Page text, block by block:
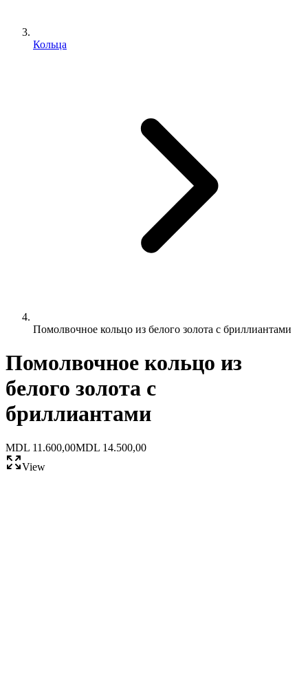
Кольца
Помолвочное кольцо из белого золота с бриллиантами
Помолвочное кольцо из
белого золота с
бриллиантами
MDL 11.600,00MDL 14.500,00
View